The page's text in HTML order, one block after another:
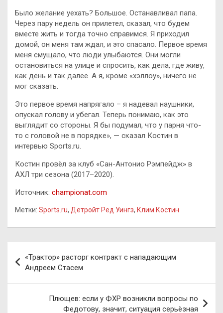
Было желание уехать? Большое. Останавливал папа.
Через пару недель он прилетел, сказал, что будем
вместе жить и тогда точно справимся. Я приходил
домой, он меня там ждал, и это спасало. Первое время
меня смущало, что люди улыбаются. Они могли
остановиться на улице и спросить, как дела, где живу,
как день и так далее. А я, кроме «хэллоу», ничего не
мог сказать.
Это первое время напрягало – я надевал наушники,
опускал голову и убегал. Теперь понимаю, как это
выглядит со стороны. Я бы подумал, что у парня что-
то с головой не в порядке», — сказал Костин в
интервью Sports.ru.
Костин провёл за клуб «Сан-Антонио Рэмпейдж» в
АХЛ три сезона (2017–2020).
Источник: championat.com
Метки: Sports.ru, Детройт Ред Уингз, Клим Костин
по
записям
«Трактор» расторг контракт с нападающим
Андреем Стасем
Плющев: если у ФХР возникли вопросы по
Федотову, значит, ситуация серьёзная